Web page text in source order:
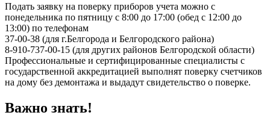
Подать заявку на поверку приборов учета можно с
понедельника по пятницу с 8:00 до 17:00 (обед с 12:00 до
13:00) по телефонам
37-00-38 (для г.Белгорода и Белгородского района)
8-910-737-00-15 (для других районов Белгородской области)
Профессиональные и сертифицированные специалисты с
государственной аккредитацией выполнят поверку счетчиков
на дому без демонтажа и выдадут свидетельство о поверке.
Важно знать!